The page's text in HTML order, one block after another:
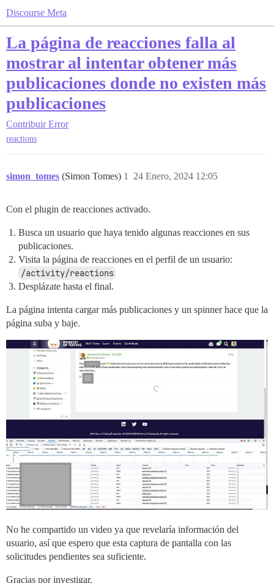
Discourse Meta
La página de reacciones falla al
mostrar al intentar obtener más
publicaciones donde no existen más
publicaciones
Contribuir Error
reactions
simon_tomes (Simon Tomes) 24 Enero, 2024 12:05
1
Con el plugin de reacciones activado.
Busca un usuario que haya tenido algunas reacciones en sus
publicaciones.
Visita la página de reacciones en el perfil de un usuario:
/activity/reactions
Desplázate hasta el final.
La página intenta cargar más publicaciones y un spinner hace que la
página suba y baje.
No he compartido un video ya que revelaría información del
usuario, así que espero que esta captura de pantalla con las
solicitudes pendientes sea suficiente.
Gracias por investigar.